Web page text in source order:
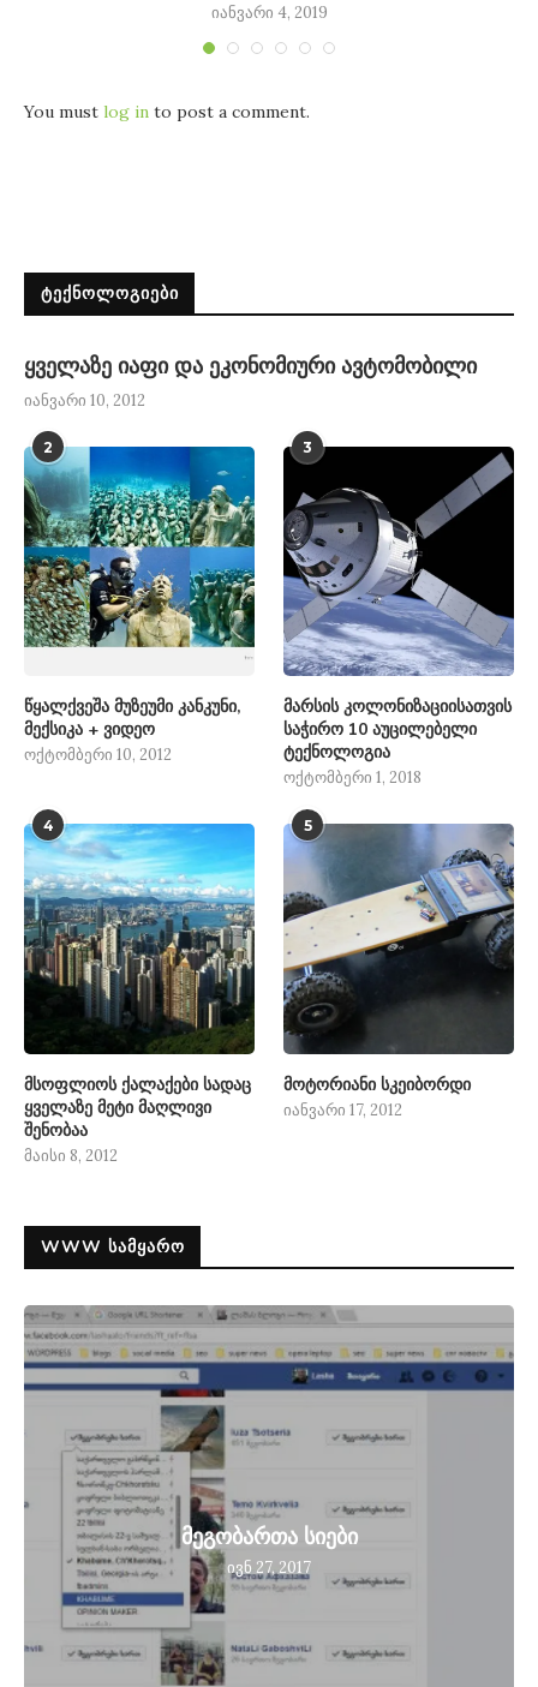
იანვარი 4, 2019
You must log in to post a comment.
ᲢᲔᲥᲜᲝᲚᲝᲒᲘᲔᲑᲘ
ყველაზე იაფი და ეკონომიური ავტომობილი
იანვარი 10, 2012
2
წყალქვეშა მუზეუმი კანკუნი,
მექსიკა + ვიდეო
ოქტომბერი 10, 2012
3
მარსის კოლონიზაციისათვის
საჭირო 10 აუცილებელი
ტექნოლოგია
ოქტომბერი 1, 2018
4
მსოფლიოს ქალაქები სადაც
ყველაზე მეტი მაღლივი
შენობაა
მაისი 8, 2012
5
მოტორიანი სკეიბორდი
იანვარი 17, 2012
WWW ᲡᲐᲛᲧᲐᲠᲝ
მეგობართა სიები
ივნ 27, 2017